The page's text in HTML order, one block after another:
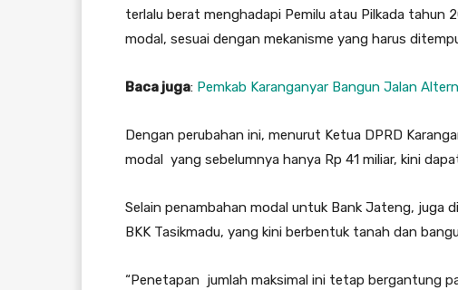
terlalu berat menghadapi Pemilu atau Pilkada tahun
modal, sesuai dengan mekanisme yang harus
Baca juga: Pemkab Karanganyar Bangun Jalan
Dengan perubahan ini, menurut Ketua DPRD
modal yang sebelumnya hanya Rp 41 miliar, kini
Selain penambahan modal untuk Bank Jateng, juga
BKK Tasikmadu, yang kini berbentuk tanah dan
“Penetapan jumlah maksimal ini tetap bergantung